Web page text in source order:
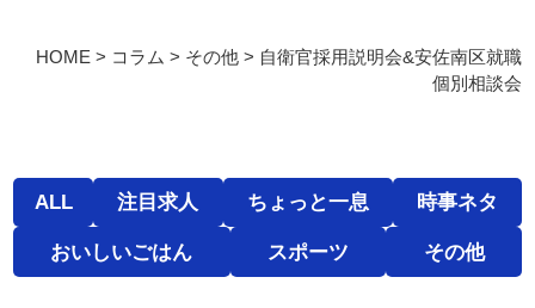
HOME> コラム > その他> 自衛官採用説明会&安佐南区就職
個別相談会
ALL 注目求人 ちょっと一息 時事ネタ
おいしいごはん スポーツ その他